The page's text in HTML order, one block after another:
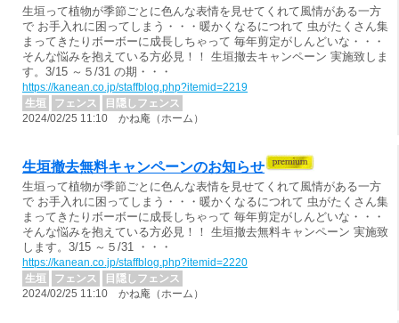
生垣って植物が季節ごとに色んな表情を見せてくれて風情がある一方
で お手入れに困ってしまう・・・暖かくなるにつれて 虫がたくさん集
まってきたりボーボーに成長しちゃって 毎年剪定がしんどいな・・・
そんな悩みを抱えている方必見！！ 生垣撤去キャンペーン 実施致しま
す。3/15 ～５/31 の期・・・
https://kanean.co.jp/staffblog.php?itemid=2219
生垣
フェンス
目隠しフェンス
2024/02/25 11:10 かね庵（ホーム）
生垣撤去無料キャンペーンのお知らせ
生垣って植物が季節ごとに色んな表情を見せてくれて風情がある一方
で お手入れに困ってしまう・・・暖かくなるにつれて 虫がたくさん集
まってきたりボーボーに成長しちゃって 毎年剪定がしんどいな・・・
そんな悩みを抱えている方必見！！ 生垣撤去無料キャンペーン 実施致
します。3/15 ～５/31 ・・・
https://kanean.co.jp/staffblog.php?itemid=2220
生垣
フェンス
目隠しフェンス
2024/02/25 11:10 かね庵（ホーム）